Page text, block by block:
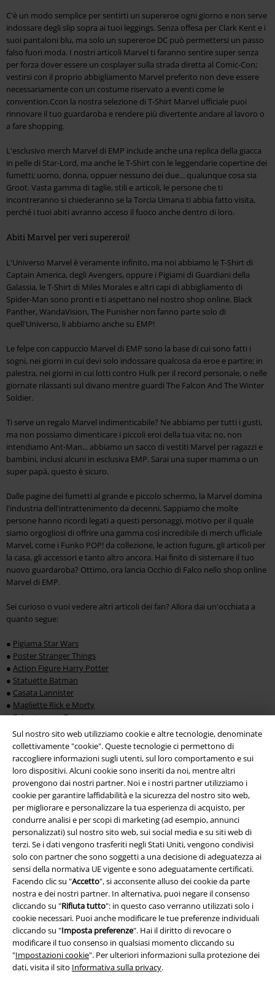
Sul nostro sito web utilizziamo cookie e altre tecnologie, denominate
collettivamente "cookie". Queste tecnologie ci permettono di
raccogliere informazioni sugli utenti, sul loro comportamento e sui
loro dispositivi. Alcuni cookie sono inseriti da noi, mentre altri
provengono dai nostri partner. Noi e i nostri partner utilizziamo i
cookie per garantire laffidabilità e la sicurezza del nostro sito web,
per migliorare e personalizzare la tua esperienza di acquisto, per
condurre analisi e per scopi di marketing (ad esempio, annunci
personalizzati) sul nostro sito web, sui social media e su siti web di
terzi. Se i dati vengono trasferiti negli Stati Uniti, vengono condivisi
solo con partner che sono soggetti a una decisione di adeguatezza ai
sensi della normativa UE vigente e sono adeguatamente certificati.
Facendo clic su "Accetto", si acconsente alluso dei cookie da parte
nostra e dei nostri partner. In alternativa, puoi negare il consenso
cliccando su "Rifiuta tutto": in questo caso verranno utilizzati solo i
cookie necessari. Puoi anche modificare le tue preferenze individuali
cliccando su "Imposta preferenze". Hai il diritto di revocare o
modificare il tuo consenso in qualsiasi momento cliccando su
"Impostazioni cookie". Per ulteriori informazioni sulla protezione dei
dati, visita il sito Informativa sulla privacy.
C'è un modo semplice per sentirti un supereroe ogni giorno e non serve
indossare degli slip sopra ai tuoi leggings. Senza offesa per Clark Kent e i
suoi pantaloni blu, ma solo un supereroe DC può permettersi un passo
falso fuori moda. I nostri articoli Marvel ti faranno sentire super senza
per forza dover essere un cosplayer sulla strada diretta al Comic-Con;
vestirsi con il proprio abbigliamento Marvel preferito non deve essere
necessariamente con un costume riservato a eventi come le
convention.Ccon la nostra selezione di T-Shirt Marvel ufficiale puoi
rinnovare il tuo guardaroba e rendere più divertente andare al lavoro o
a fare shopping.
L'esclusivo merch Marvel di EMP include anche una replica della giacca
in pelle di Star-Lord, ma anche le T-Shirt con le leggendarie copertine dei
fumetti; uomo, donna, oppuer nessuno dei due... qualunque cosa sia
Groot. Vasta gamma di taglie, stili e articoli, le persone che ti
incontreranno si chiederanno se la Torcia Umana ti abbia fatto visita,
perché i tuoi abiti avranno acceso il fuoco anche dentro di loro.
Abiti Marvel per veri supereroi!
L'Universo Marvel è veramente infinito, ma noi abbiamo le T-Shirt di
Captain America, degli Avengers, oppure i Pigiami di Guardiani della
Galassia, le T-Shirt di Miles Morales e altri capi di abbigliamento di
Spider-Man sono pronti e ti aspettano nel nostro shop online. Black
Panther, WandaVision, The Punisher non fanno parte solo di
quell'Universo, li abbiamo anche su EMP!
Le felpe con cappuccio Marvel di EMP sono la base di cui sono fatti i
sogni, nei giorni in cui devi solo indossare qualcosa da eroe e partire; in
palestra, nei giorni in cui lotti contro Hulk per il record personale, o nelle
giornate rilassanti sul divano mentre guardi The Falcon And The Winter
Soldier.
Ti serve un regalo Marvel indimenticabile? Ne abbiamo per tutti i gusti,
ma non possiamo dimenticare i piccoli eroi della tua vita; no, non
intendiamo Ant-Man... abbiamo un sacco di vestiti Marvel per ragazzi e
bambini, inclusi alcuni in esclusiva EMP. Sarai una super mamma o un
super papà, questo è sicuro.
Dalle pagine dei fumetti al grande e piccolo schermo, la Marvel domina
l'industria dell'intrattenimento da decenni. Sappiamo che molte
persone hanno ricordi legati a questi personaggi, motivo per il quale
siamo orgogliosi di offrire una gamma così incredibile di merch ufficiale
Marvel, come i Funko POP! da collezione, le action fugure, gli articoli per
la casa, gli accessori e tanto altro ancora. Hai finito di sistemare il tuo
nuovo guardaroba? Ottimo, ora lancia Occhio di Falco nello shop online
Marvel di EMP.
Sei curioso o vuoi vedere altri articoli dei fan? Allora dai un'occhiata a
quanto segue:
● Pigiama Star Wars
● Poster Stranger Things
● Action Figure Harry Potter
● Statuette Batman
● Casata Lannister
● Magliette Rick e Morty
●Felpe Looney Tunes
15%
di sconto
Newsletter
Iscriviti ora e ricevi un buono sconto del 15%!
Con la presente acconsento a ricevere le newsletter EMP e do il
consenso ad utilizzare i miei dati per ricevere informative periodiche
riguardanti i prodotti trattati. Sono al corrente che i miei dati personali
verranno gestiti in conformità con laPolitica sulla Privacy. Potrò revocare
tale consenso in qualunque momento, tramite il link di disiscrizione
presente in ogni newsletter.
Clicca quiper annullare liscrizione alla newsletter.
Iscriviti